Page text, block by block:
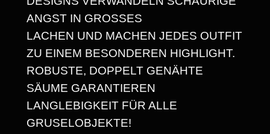
Y
W
E
I
G
H
T
U
ANGST IN GROSSES
LACHEN UND MACHEN JEDES OUTFIT
ZU EINEM BESONDEREN HIGHLIGHT.
ROBUSTE, DOPPELT GENÄHTE
SÄUME GARANTIEREN
LANGLEBIGKEIT FÜR ALLE
GRUSELOBJEKTE!